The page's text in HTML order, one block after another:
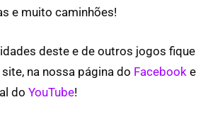
e muito caminhões!
deste e de outros jogos fique
na nossa página do Facebook e
do YouTube!